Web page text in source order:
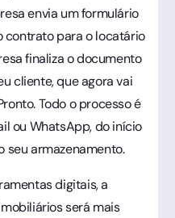
envia um formulário
contrato para o locatário
finaliza o documento
cliente, que agora vai
Todo o processo é
ou WhatsApp, do início
seu armazenamento.
digitais, a
será mais